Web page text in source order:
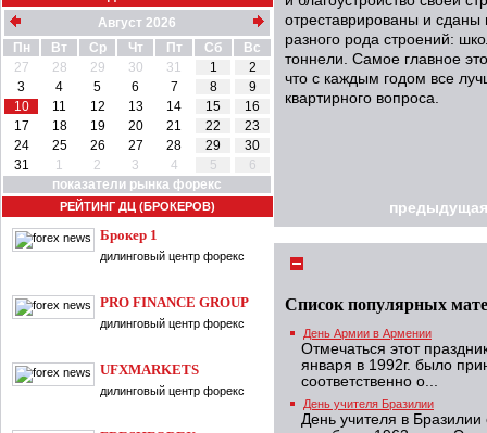
Август 2026
Пн
Вт Ср Чт Пт Сб
Вс
27
28 29 30 31 1
2
3
4 5 6 7 8
9
10
11 12 13 14 15
16
17
18 19 20 21 22
23
24
25 26 27 28 29
30
31
1 2 3 4 5
6
показатели рынка форекс
РЕЙТИНГ ДЦ (БРОКЕРОВ)
Брокер 1
дилинговый центр форекс
PRO FINANCE GROUP
дилинговый центр форекс
UFXMARKETS
дилинговый центр форекс
отреставрированы и сданы
разного рода строений:
тоннели. Самое главное
что с каждым годом все
квартирного вопроса.
предыдущая
Список популярных
День Армии в Армении
Отмечаться этот
января в 1992г. было
соответственно о...
День учителя Бразилии
День учителя в